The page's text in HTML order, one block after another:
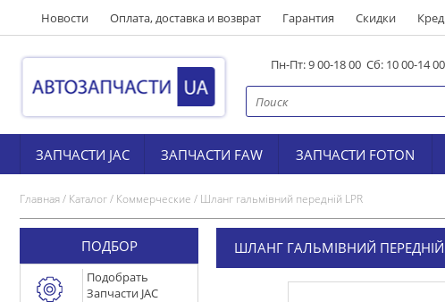
Новости Оплата, доставка и возврат Гарантия Скидки
Пн-Пт: 9 00-18 00 Сб: 10 00-14
ЗАПЧАСТИ JAC ЗАПЧАСТИ FAW ЗАПЧАСТИ FOTON
Главная/ Каталог/ Коммерческие / Шланг гальмівний передній LPR
ПОДБОР
Подобрать
Запчасти JAC
ШЛАНГ ГАЛЬМІВНИЙ ПЕРЕДНІЙ